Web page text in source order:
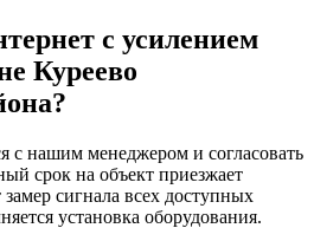
с усилением
Куреево
с нашим менеджером и согласовать
срок на объект приезжает
сигнала всех доступных
установка оборудования.